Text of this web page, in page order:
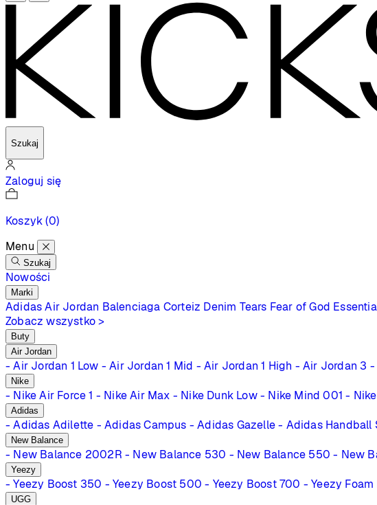
Szukaj
Zaloguj się
Koszyk(0)
Menu
Szukaj
Nowości
Marki
Adidas Air Jordan Balenciaga Corteiz Denim Tears Fear of God
Zobacz wszystko >
Buty
Air Jordan
- Air Jordan 1 Low - Air Jordan 1 Mid - Air Jordan 1 High - Air Jordan 3 -
Nike
- Nike Air Force 1 - Nike Air Max - Nike Dunk Low - Nike Mind 001 -
Adidas
- Adidas Adilette - Adidas Campus - Adidas Gazelle - Adidas Handball
New Balance
- New Balance 2002R - New Balance 530 - New Balance 550 - New
Yeezy
- Yeezy Boost 350 - Yeezy Boost 500 - Yeezy Boost 700 - Yeezy Foam
UGG